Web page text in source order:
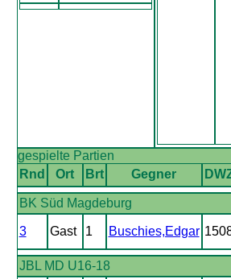
gespielte Partien
Rnd
Ort Brt Gegner
BK Süd Magdeburg
3 Gast 1 Buschies,Edgar
JBL MD U16-18